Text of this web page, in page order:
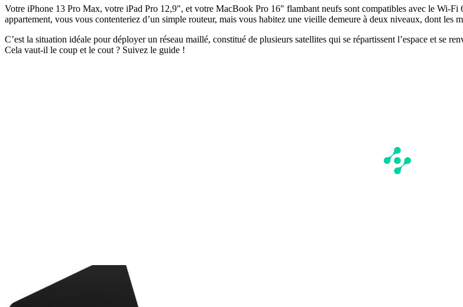
Votre iPhone 13 Pro Max, votre iPad Pro 12,9", et votre MacBook Pro 16" flambant neufs sont compatibles avec le Wi-Fi
appartement, vous vous contenteriez d’un simple routeur, mais vous habitez une vieille demeure à deux niveaux, dont les
C’est la situation idéale pour déployer un réseau maillé, constitué de plusieurs satellites qui se répartissent l’espace et se
Cela vaut-il le coup et le cout ? Suivez le guide !